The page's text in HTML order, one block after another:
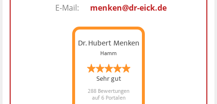
E-Mail:
menken@dr-eick.de
Dr. Hubert Menken
Hamm
Sehr gut
288 Bewertungen
auf 6 Portalen